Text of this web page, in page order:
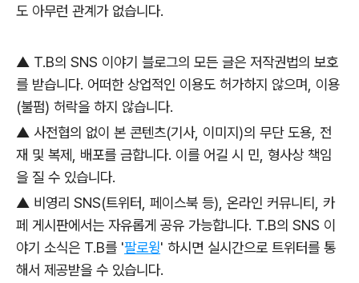
도 아무런 관계가 없습니다.
▲ T.B의 SNS 이야기 블로그의 모든 글은 저작권법의 보호
를 받습니다. 어떠한 상업적인 이용도 허가하지 않으며, 이용
(불펌) 허락을 하지 않습니다.
▲ 사전협의 없이 본 콘텐츠(기사, 이미지)의 무단 도용, 전
재 및 복제, 배포를 금합니다. 이를 어길 시 민, 형사상 책임
을 질 수 있습니다.
▲ 비영리 SNS(트위터, 페이스북 등), 온라인 커뮤니티, 카
페 게시판에서는 자유롭게 공유 가능합니다. T.B의 SNS 이
야기 소식은 T.B를 '팔로윙' 하시면 실시간으로 트위터를 통
해서 제공받을 수 있습니다.